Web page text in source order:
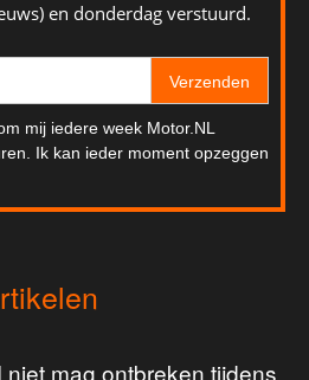
en donderdag verstuurd.
Verzenden
mij iedere week Motor.NL
Ik kan ieder moment opzeggen
mag ontbreken tijdens